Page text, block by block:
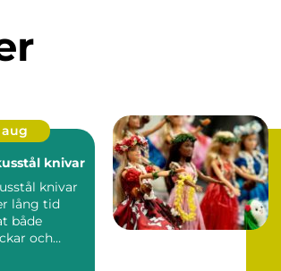
knivar
knivar
lång tid
både
och